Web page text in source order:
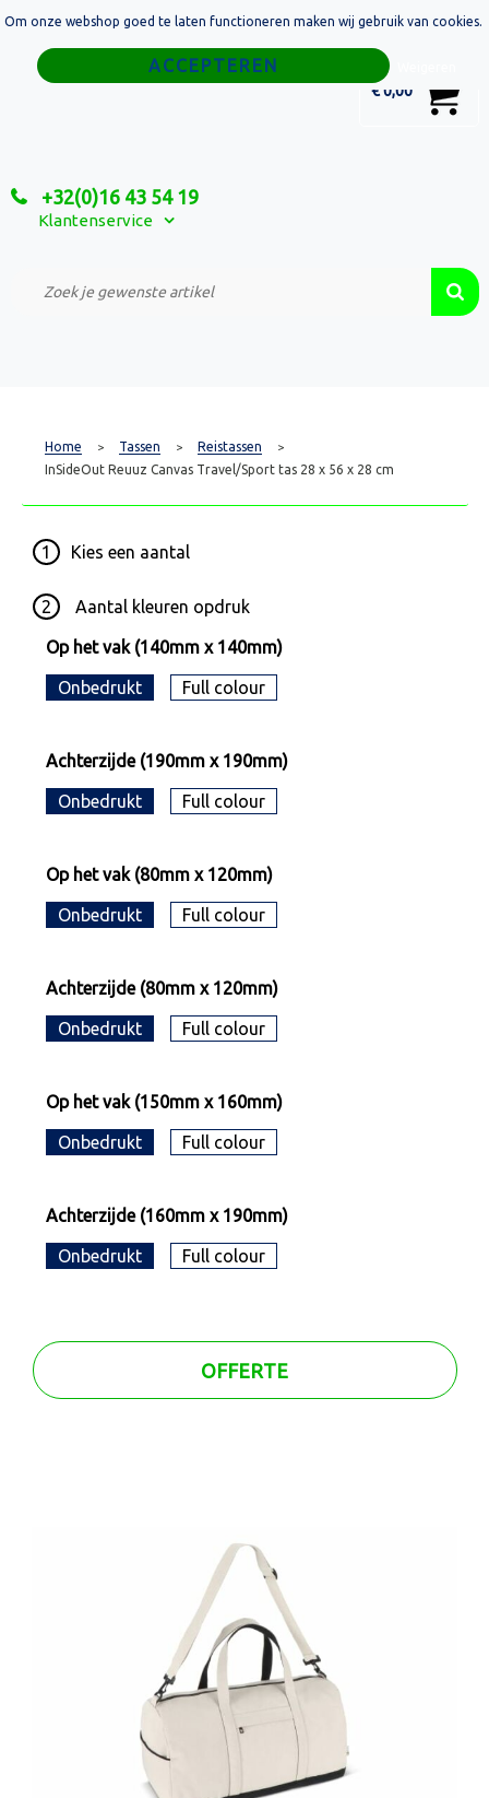
€ 0,00
+32(0)16 43 54 19
Klantenservice
Home
Relatiegeschenken
Custom Made Projecten
Home > Tassen > Reistassen >
InSideOut Reuuz Canvas Travel/Sport tas 28 x 56 x 28 cm
1 Kies een aantal
2 Aantal kleuren opdruk
Op het vak (140mm x 140mm)
Onbedrukt Full colour
Achterzijde (190mm x 190mm)
Onbedrukt Full colour
Op het vak (80mm x 120mm)
Onbedrukt Full colour
Achterzijde (80mm x 120mm)
Onbedrukt Full colour
Op het vak (150mm x 160mm)
Onbedrukt Full colour
Achterzijde (160mm x 190mm)
Onbedrukt Full colour
OFFERTE
Om onze webshop goed te laten functioneren maken wij gebruik van cookies.